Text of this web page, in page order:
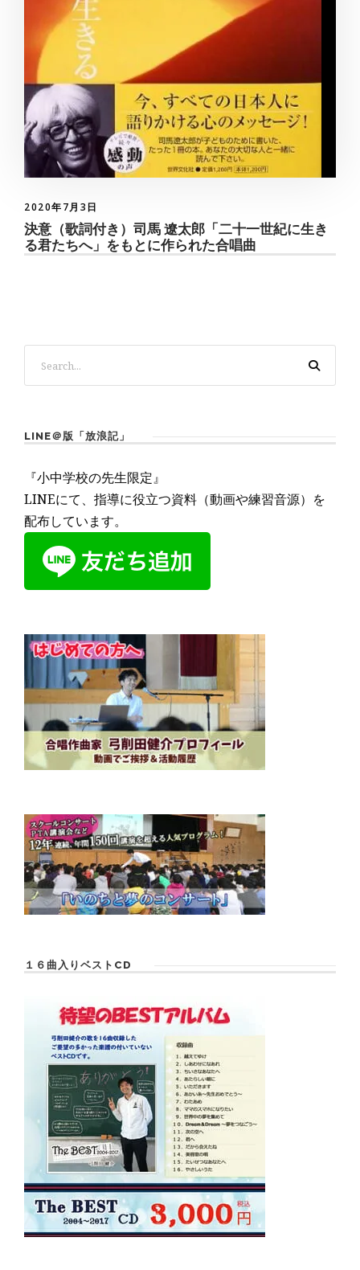
2020年7月3日
決意（歌詞付き）司馬 遼太郎「二十一世紀に生き
る君たちへ」をもとに作られた合唱曲
LINE＠版「放浪記」
『小中学校の先生限定』
LINEにて、指導に役立つ資料（動画や練習音源）を
配布しています。
１６曲入りベストCD